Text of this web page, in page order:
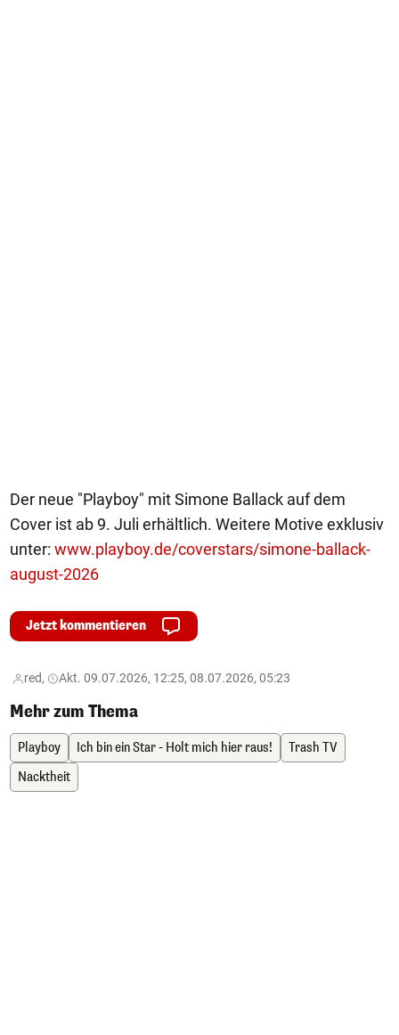
Der neue "Playboy" mit Simone Ballack auf dem
Cover ist ab 9. Juli erhältlich. Weitere Motive exklusiv
unter: www.playboy.de/coverstars/simone-ballack-
august-2026
Jetzt kommentieren
red, Akt. 09.07.2026, 12:25, 08.07.2026, 05:23
Mehr zum Thema
Playboy Ich bin ein Star - Holt mich hier raus!
Trash TV
Nacktheit